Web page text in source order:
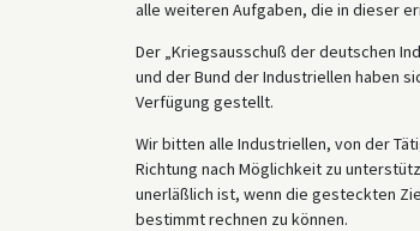
alle weiteren Aufgaben, die in dieser
Der „Kriegsausschuß der deutschen
und der Bund der Industriellen haben
Verfügung gestellt.
Wir bitten alle Industriellen, von der
Richtung nach Möglichkeit zu
unerläßlich ist, wenn die gesteckten
bestimmt rechnen zu können.